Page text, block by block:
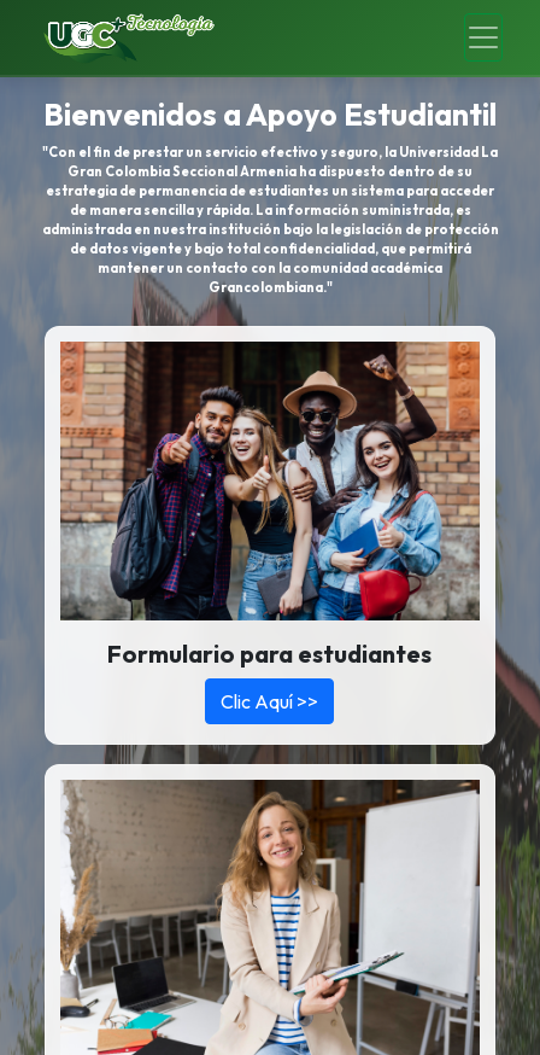
Bienvenidos a Apoyo Estudiantil
"Con el fin de prestar un servicio efectivo y seguro, la Universidad La
Gran Colombia Seccional Armenia ha dispuesto dentro de su
estrategia de permanencia de estudiantes un sistema para acceder
de manera sencilla y rápida. La información suministrada, es
administrada en nuestra institución bajo la legislación de protección
de datos vigente y bajo total confidencialidad, que permitirá
mantener un contacto con la comunidad académica
Grancolombiana."
Formulario para estudiantes
Clic Aquí >>